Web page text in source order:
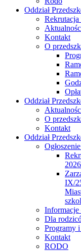
Oddział
Rekrutacja
Kontakt
O
Oddział
O
Kontakt
Oddział
IX/
Informacje
Dla
Programy
Kontakt
RODO